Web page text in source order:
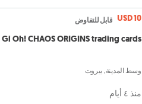
USD 10 قابل للتفاوض
Oh! CHAOS ORIGINS trading cards
وسط المدينة, بيروت
منذ ٤ أيام